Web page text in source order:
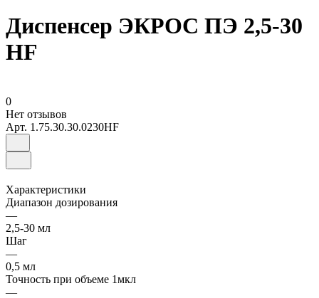
Диспенсер ЭКРОС ПЭ 2,5-30
HF
0
Нет отзывов
Арт. 1.75.30.30.0230HF
Характеристики
Диапазон дозирования
—
2,5-30 мл
Шаг
—
0,5 мл
Точность при объеме 1мкл
—